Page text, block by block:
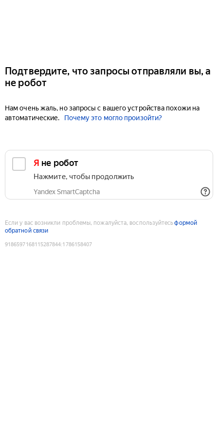
Подтвердите, что запросы отправляли вы, а
не робот
Нам очень жаль, но запросы с вашего устройства похожи на
автоматические.
Почему это могло произойти?
Я не робот
Нажмите, чтобы продолжить
Yandex SmartCaptcha
Если у вас возникли проблемы, пожалуйста, воспользуйтесьформой
обратной связи
9186597168115287844:1786158407